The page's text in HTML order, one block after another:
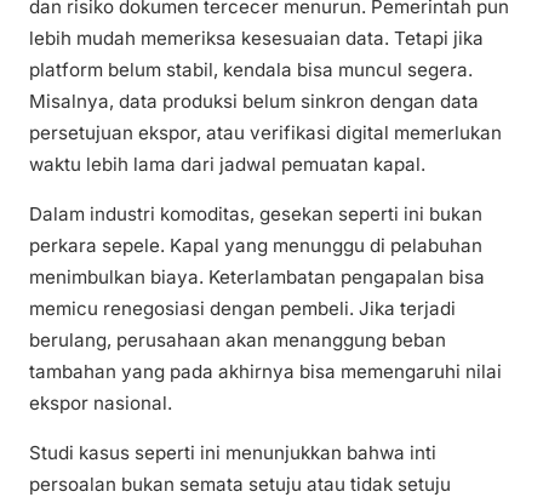
dan risiko dokumen tercecer menurun. Pemerintah pun
lebih mudah memeriksa kesesuaian data. Tetapi jika
platform belum stabil, kendala bisa muncul segera.
Misalnya, data produksi belum sinkron dengan data
persetujuan ekspor, atau verifikasi digital memerlukan
waktu lebih lama dari jadwal pemuatan kapal.
Dalam industri komoditas, gesekan seperti ini bukan
perkara sepele. Kapal yang menunggu di pelabuhan
menimbulkan biaya. Keterlambatan pengapalan bisa
memicu renegosiasi dengan pembeli. Jika terjadi
berulang, perusahaan akan menanggung beban
tambahan yang pada akhirnya bisa memengaruhi nilai
ekspor nasional.
Studi kasus seperti ini menunjukkan bahwa inti
persoalan bukan semata setuju atau tidak setuju